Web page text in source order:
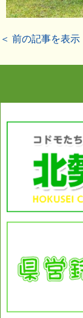
＜ 前の記事を表示